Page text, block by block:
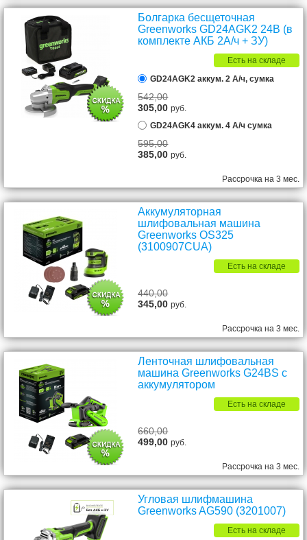
Болгарка бесщеточная
Greenworks GD24AGK2 24В (в
комплекте АКБ 2А/ч + ЗУ)
Есть на складе
GD24AGK2 аккум. 2 А/ч, сумка
542,00
305,00руб.
GD24AGK4 аккум. 4 А/ч сумка
595,00
385,00руб.
Рассрочка на 3 мес.
Аккумуляторная
шлифовальная машина
Greenworks OS325
(3100907CUA)
Есть на складе
440,00
345,00руб.
Рассрочка на 3 мес.
Ленточная шлифовальная
машина Greenworks G24BS с
аккумулятором
Есть на складе
660,00
499,00руб.
Рассрочка на 3 мес.
Угловая шлифмашина
Greenworks AG590 (3201007)
Есть на складе